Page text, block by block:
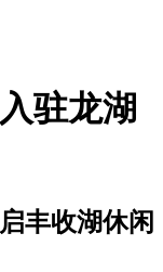
驻龙湖
丰收湖休闲